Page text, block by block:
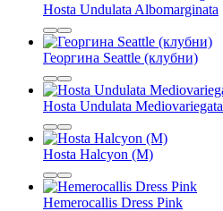
Hosta Undulata Albomarginata
Георгина Seattle (клубни)
Hosta Undulata Mediovariegata
Hosta Halcyon (M)
Hemerocallis Dress Pink